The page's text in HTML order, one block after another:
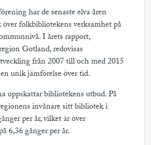
har de senaste elva åren
folkbibliotekens verksamhet på
I årets rapport,
Gotland, redovisas
från 2007 till och med 2015
unik jämförelse över tid.
uppskattar bibliotekens utbud. På
invånare sitt bibliotek i
per år, vilket är över
6,36 gånger per år.